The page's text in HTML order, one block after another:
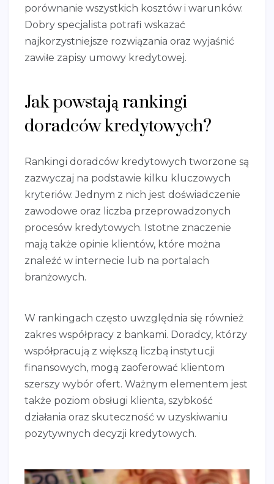
porównanie wszystkich kosztów i warunków.
Dobry specjalista potrafi wskazać
najkorzystniejsze rozwiązania oraz wyjaśnić
zawiłe zapisy umowy kredytowej.
Jak powstają rankingi
doradców kredytowych?
Rankingi doradców kredytowych tworzone są
zazwyczaj na podstawie kilku kluczowych
kryteriów. Jednym z nich jest doświadczenie
zawodowe oraz liczba przeprowadzonych
procesów kredytowych. Istotne znaczenie
mają także opinie klientów, które można
znaleźć w internecie lub na portalach
branżowych.
W rankingach często uwzględnia się również
zakres współpracy z bankami. Doradcy, którzy
współpracują z większą liczbą instytucji
finansowych, mogą zaoferować klientom
szerszy wybór ofert. Ważnym elementem jest
także poziom obsługi klienta, szybkość
działania oraz skuteczność w uzyskiwaniu
pozytywnych decyzji kredytowych.